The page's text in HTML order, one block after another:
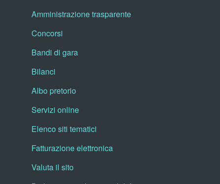
Amministrazione trasparente
Concorsi
Bandi di gara
Bilanci
Albo pretorio
Servizi online
Elenco siti tematici
Fatturazione elettronica
Valuta il sito